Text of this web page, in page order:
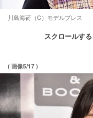
川島海荷（C）モデルプレス
スクロールす
( 画像5/17 )